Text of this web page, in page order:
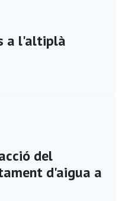
a l'altiplà
del
d'aigua a